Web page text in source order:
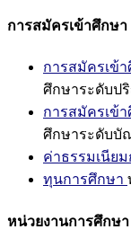
การสมัครเข้าศึกษา
การสมัครเข้
ศึกษาระดับ
การสมัครเข้
ศึกษาระดับบั
ค่าธรรมเนีย
ทุนการศึกษา
หน่วยงานการศึกษา